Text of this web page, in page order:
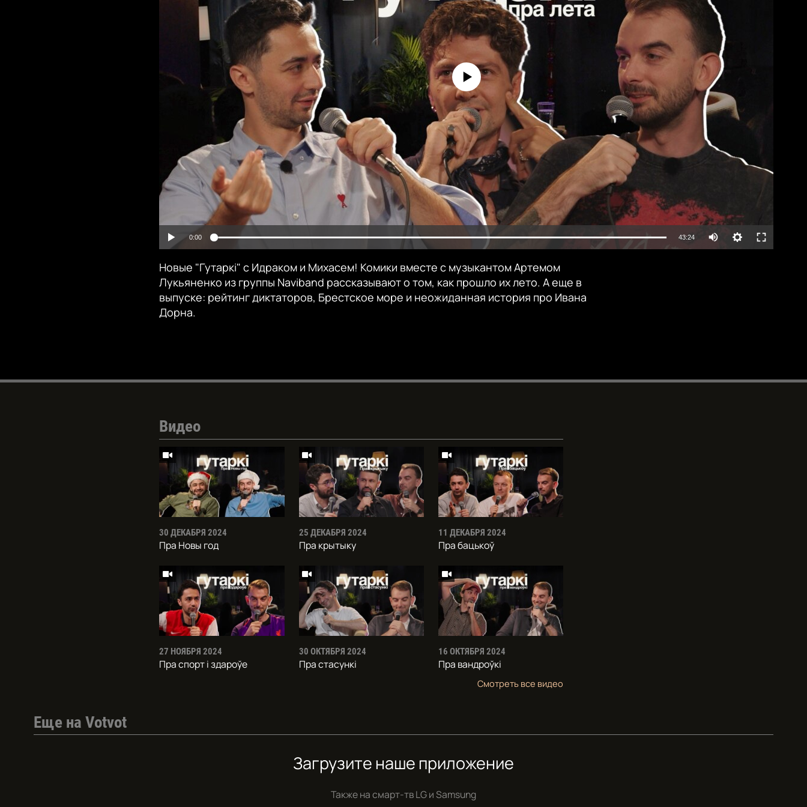
No media source currently available
0:00 43:24
Новые "Гутаркі" с Идраком и Михасем! Комики вместе с музыкантом Артемом
Лукьяненко из группы Naviband рассказывают о том, как прошло их лето. А еще в
выпуске: рейтинг диктаторов, Брестское море и неожиданная история про Ивана
Дорна.
Видео
30 ДЕКАБРЯ 2024
Пра Новы год
25 ДЕКАБРЯ 2024
Пра крытыку
11 ДЕКАБРЯ 2024
Пра бацькоў
27 НОЯБРЯ 2024
Пра спорт і здароўе
30 ОКТЯБРЯ 2024
Пра стасункi
16 ОКТЯБРЯ 2024
Пра вандроўкі
Смотреть все видео
Еще на Votvot
Загрузите наше приложение
Также на смарт-твLG и Samsung